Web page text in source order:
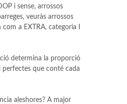
i sense, arrossos
veuràs arrossos
a EXTRA, categoria I
determina la proporció
perfectes que conté cada
aleshores? A major